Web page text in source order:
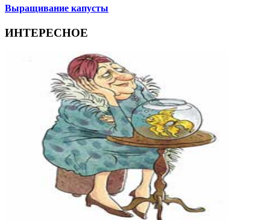
Выращивание капусты
ИНТЕРЕСНОЕ